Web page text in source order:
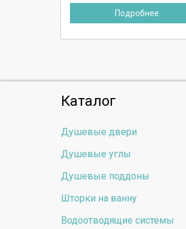
Подробнее
Каталог
Душевые двери
Душевые углы
Душевые поддоны
Шторки на ванну
Водоотводящие системы